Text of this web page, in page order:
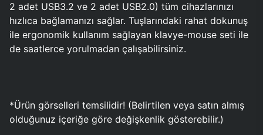
2 adet USB3.2 ve 2 adet USB2.0) tüm cihazlarınızı
hızlıca bağlamanızı sağlar. Tuşlarındaki rahat dokunuş
ile ergonomik kullanım sağlayan klavye-mouse seti ile
de saatlerce yorulmadan çalışabilirsiniz.
*Ürün görselleri temsilidir! (Belirtilen veya satın almış
olduğunuz içeriğe göre değişkenlik gösterebilir.)